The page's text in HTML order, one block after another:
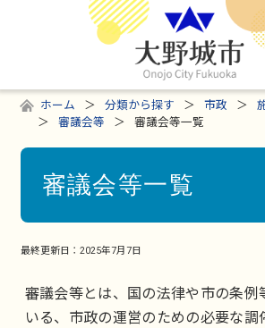
ホーム 分類から探す 市政
審議会等
審議会等一覧
審議会等一覧
最終更新日： 2025年7月7日
審議会等とは、国の法律や市の条例
いる、市政の運営のための必要な調